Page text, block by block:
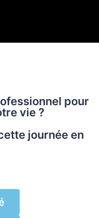
pour
vie ?
journée en